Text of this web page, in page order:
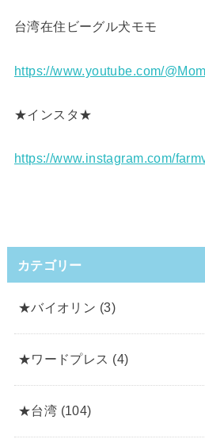
台湾在住ビーグル犬モモ
https://www.youtube.com/
★インスタ★
https://www.instagram.com/
カテゴリー
★バイオリン (3)
★ワードプレス (4)
★台湾 (104)